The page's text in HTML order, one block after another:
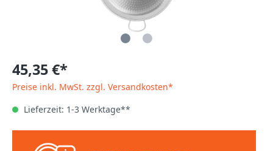
45,35 €*
Preise inkl. MwSt. zzgl. Versandkosten*
Lieferzeit: 1-3 Werktage**